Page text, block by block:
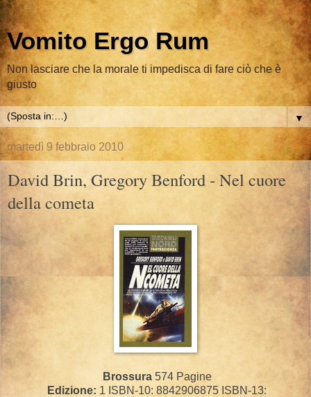
Vomito Ergo Rum
Non lasciare che la morale ti impedisca di fare ciò che è
giusto
▼
martedì 9 febbraio 2010
David Brin, Gregory Benford - Nel cuore
della cometa
Brossura574 Pagine
Edizione: 1 ISBN-10: 8842906875 ISBN-13: